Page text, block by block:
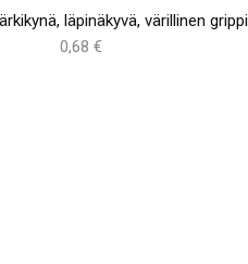
läpinäkyvä, värillinen grippi
0,68 €